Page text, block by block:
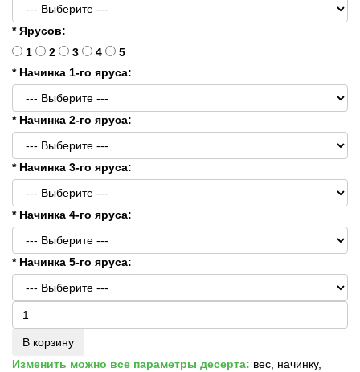
* Ярусов:
1
2 3 4
5
* Начинка 1-го яруса:
* Начинка 2-го яруса:
* Начинка 3-го яруса:
* Начинка 4-го яруса:
* Начинка 5-го яруса:
В корзину
Изменить можно все параметры десерта: вес, начинку,